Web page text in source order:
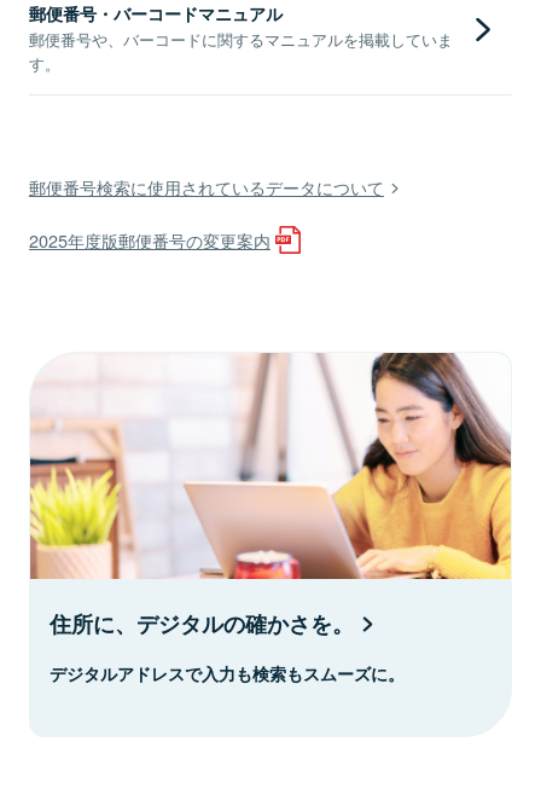
郵便番号・バーコードマニュアル
郵便番号や、バーコードに関するマニュアルを掲載していま
す。
郵便番号検索に使用されているデータについて
2025年度版郵便番号の変更案内
住所に、デジタルの確かさを。
デジタルアドレスで入力も検索もスムーズに。